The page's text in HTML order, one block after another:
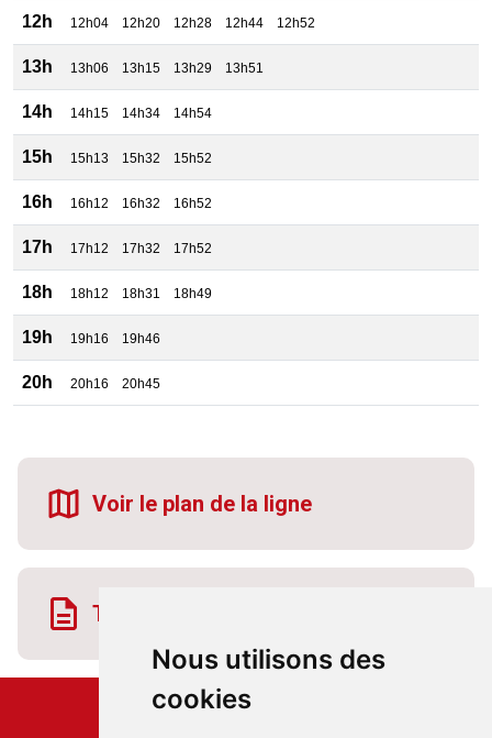
Nous utilisons des
cookies
12h 12h04 12h20 12h28 12h44 12h52
13h 13h06 13h15 13h29 13h51
14h 14h15 14h34 14h54
15h 15h13 15h32 15h52
16h 16h12 16h32 16h52
17h 17h12 17h32 17h52
18h 18h12 18h31 18h49
19h 19h16 19h46
20h 20h16 20h45
Voir le plan de la ligne
Télécharger la fiche horaire